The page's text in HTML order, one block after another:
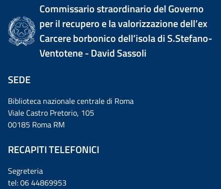
Commissario straordinario del Governo
per il recupero e la valorizzazione dell’ex
Carcere borbonico dell’isola di S.Stefano-
Ventotene - David Sassoli
SEDE
Biblioteca nazionale centrale di Roma
Viale Castro Pretorio, 105
00185 Roma RM
RECAPITI TELEFONICI
Segreteria
tel: 06 44869953